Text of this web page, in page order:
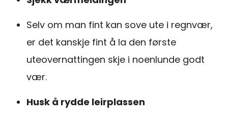
Selv om man fint kan sove ute i regnvær,
er det kanskje fint å la den første
uteovernattingen skje i noenlunde godt
vær.
Husk å rydde leirplassen